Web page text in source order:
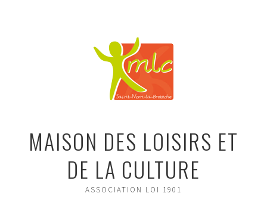
MAISON DES LOISIRS ET
DE LA CULTURE
ASSOCIATION LOI 1901